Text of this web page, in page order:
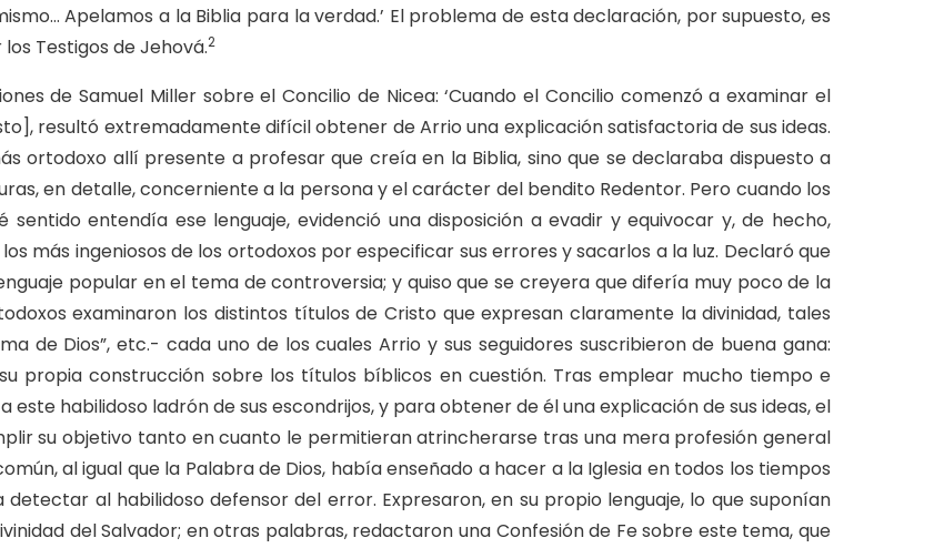
Apelamos a la Biblia para la verdad.’ El problema de esta declaración, por supuesto, es
Testigos de Jehová.2
de Samuel Miller sobre el Concilio de Nicea: ‘Cuando el Concilio comenzó a examinar el
resultó extremadamente difícil obtener de Arrio una explicación satisfactoria de sus ideas.
ortodoxo allí presente a profesar que creía en la Biblia, sino que se declaraba dispuesto a
en detalle, concerniente a la persona y el carácter del bendito Redentor. Pero cuando los
sentido entendía ese lenguaje, evidenció una disposición a evadir y equivocar y, de hecho,
más ingeniosos de los ortodoxos por especificar sus errores y sacarlos a la luz. Declaró que
popular en el tema de controversia; y quiso que se creyera que difería muy poco de la
examinaron los distintos títulos de Cristo que expresan claramente la divinidad, tales
de Dios”, etc.- cada uno de los cuales Arrio y sus seguidores suscribieron de buena gana:
propia construcción sobre los títulos bíblicos en cuestión. Tras emplear mucho tiempo e
habilidoso ladrón de sus escondrijos, y para obtener de él una explicación de sus ideas, el
su objetivo tanto en cuanto le permitieran atrincherarse tras una mera profesión general
al igual que la Palabra de Dios, había enseñado a hacer a la Iglesia en todos los tiempos
al habilidoso defensor del error. Expresaron, en su propio lenguaje, lo que suponían
del Salvador; en otras palabras, redactaron una Confesión de Fe sobre este tema, que